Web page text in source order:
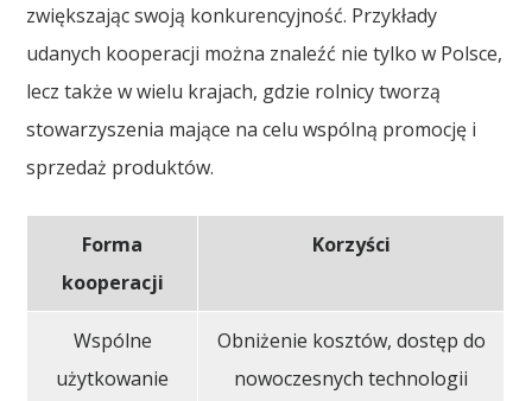
zwiększając swoją konkurencyjność. Przykłady
udanych kooperacji można znaleźć nie tylko w Polsce,
lecz także w wielu krajach, gdzie rolnicy tworzą
stowarzyszenia mające na celu wspólną promocję i
sprzedaż produktów.
Forma
kooperacji
Korzyści
Wspólne
użytkowanie
Obniżenie kosztów, dostęp do
nowoczesnych technologii